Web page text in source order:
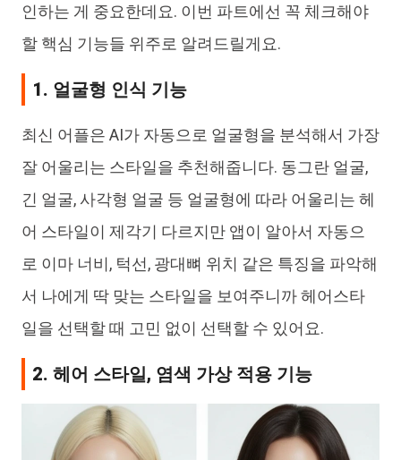
인하는 게 중요한데요. 이번 파트에선 꼭 체크해야
할 핵심 기능들 위주로 알려드릴게요.
1. 얼굴형 인식 기능
최신 어플은 AI가 자동으로 얼굴형을 분석해서 가장
잘 어울리는 스타일을 추천해줍니다. 동그란 얼굴,
긴 얼굴, 사각형 얼굴 등 얼굴형에 따라 어울리는 헤
어 스타일이 제각기 다르지만 앱이 알아서 자동으
로 이마 너비, 턱선, 광대뼈 위치 같은 특징을 파악해
서 나에게 딱 맞는 스타일을 보여주니까 헤어스타
일을 선택할 때 고민 없이 선택할 수 있어요.
2. 헤어 스타일, 염색 가상 적용 기능